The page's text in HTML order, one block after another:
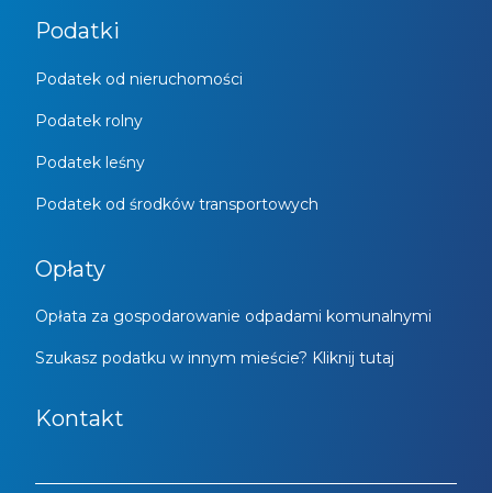
Podatki
Podatek od nieruchomości
Podatek rolny
Podatek leśny
Podatek od środków transportowych
Opłaty
Opłata za gospodarowanie odpadami komunalnymi
Szukasz podatku w innym mieście? Kliknij tutaj
Kontakt